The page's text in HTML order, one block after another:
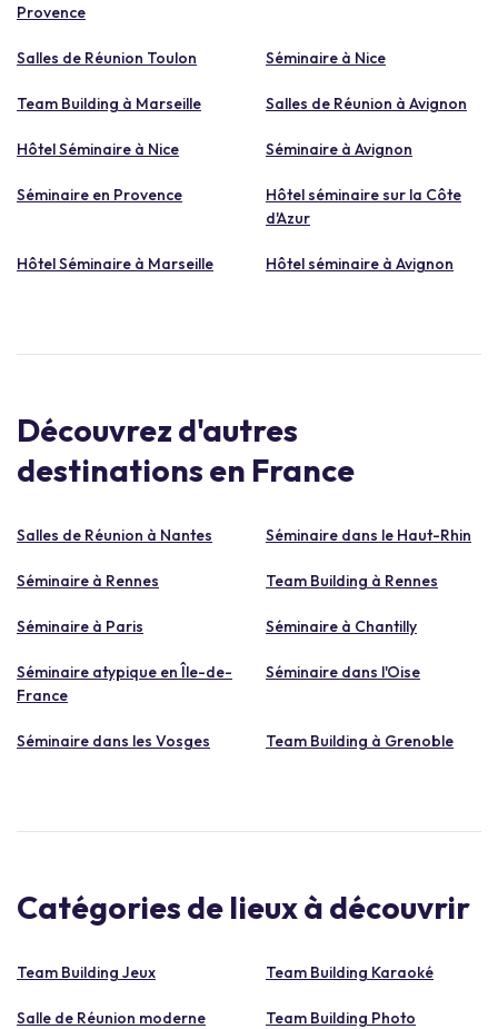
Provence
Salles de Réunion Toulon Séminaire à Nice
Team Building à Marseille Salles de Réunion à Avignon
Hôtel Séminaire à Nice Séminaire à Avignon
Séminaire en Provence
Hôtel séminaire sur la Côte
d'Azur
Hôtel Séminaire à Marseille Hôtel séminaire à Avignon
Découvrez d'autres
destinations en France
Salles de Réunion à Nantes Séminaire dans le Haut-Rhin
Séminaire à Rennes Team Building à Rennes
Séminaire à Paris Séminaire à Chantilly
Séminaire atypique en Île-de-
France
Séminaire dans l'Oise
Séminaire dans les Vosges Team Building à Grenoble
Catégories de lieux à découvrir
Team Building Jeux Team Building Karaoké
Salle de Réunion moderne Team Building Photo